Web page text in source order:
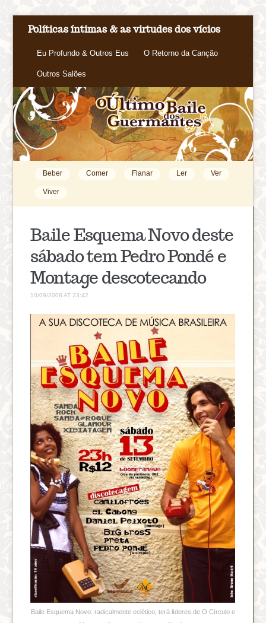
Políticas íntimas & as virtudes dos vícios
Eu Profundo & Outros Eus O Retorno da Canção
Outros Salões
Beber Comer Flanar Ler Ver
Viver
Baile Esquema Novo deste
sábado tem Pedro Pondé e
Montage descotecando
10/09/2008 AT 23:42
Baile Esquema Novo: radicalmente eclético, terá líderes de O Círculo e